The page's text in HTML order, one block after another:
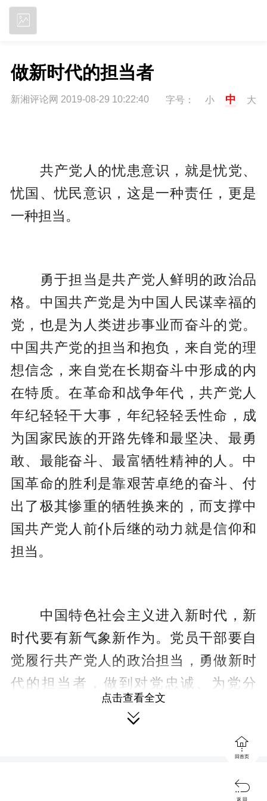
做新时代的担当者
新湘评论网 2019-08-29 10:22:40 字号： 小 中 大
共产党人的忧患意识，就是忧党、
忧国、忧民意识，这是一种责任，更是
一种担当。
勇于担当是共产党人鲜明的政治品
格。中国共产党是为中国人民谋幸福的
党，也是为人类进步事业而奋斗的党。
中国共产党的担当和抱负，来自党的理
想信念，来自党在长期奋斗中形成的内
在特质。在革命和战争年代，共产党人
年纪轻轻干大事，年纪轻轻丢性命，成
为国家民族的开路先锋和最坚决、最勇
敢、最能奋斗、最富牺牲精神的人。中
国革命的胜利是靠艰苦卓绝的奋斗、付
出了极其惨重的牺牲换来的，而支撑中
国共产党人前仆后继的动力就是信仰和
担当。
中国特色社会主义进入新时代，新
时代要有新气象新作为。党员干部要自
觉履行共产党人的政治担当，勇做新时
代的担当者，做到对党忠诚、为党分
忧、为党尽职、为民造福，永葆共产党
人的政治本色，努力做出无愧于时代、
点击查看全文


回首页

返 回